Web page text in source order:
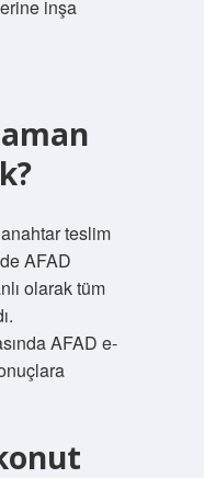
inşa
anahtar teslim
AFAD
olarak tüm
AFAD e-